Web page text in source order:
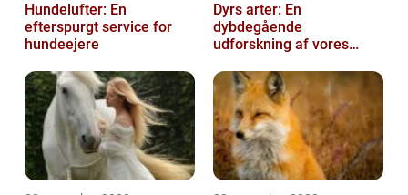
Hundelufter: En
efterspurgt service for
hundeejere
Dyrs arter: En
dybdegående
udforskning af vores